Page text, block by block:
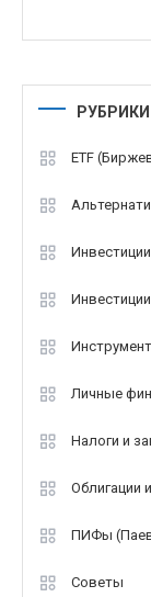
РУБРИКИ
ETF
Личные
Налоги и
Облигации
ПИФы
Советы